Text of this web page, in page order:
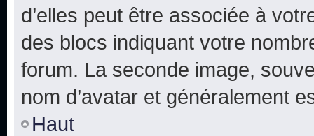
d’elles peut être associée à
des blocs indiquant votre
forum. La seconde image,
nom d’avatar et généralement
Haut